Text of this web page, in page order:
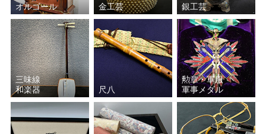
オルゴール 金工芸 銀工芸
三味線
和楽器
尺八
勲章・軍服
軍事メダル